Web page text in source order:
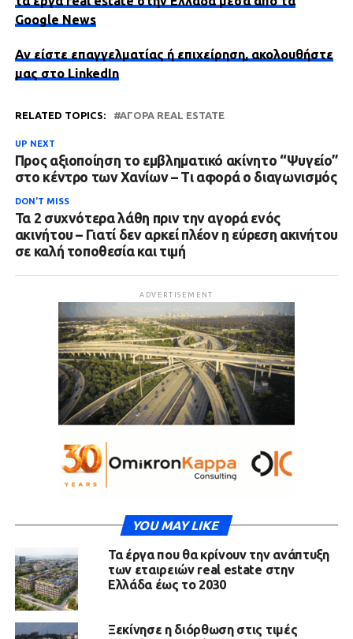
Google News
Αν είστε επαγγελματίας ή επιχείρηση, ακολουθήστε
μας στο LinkedIn
RELATED TOPICS: ΑΓΟΡΆ REAL ESTATE
UP NEXT
Προς αξιοποίηση το εμβληματικό ακίνητο “Ψυγείο”
στο κέντρο των Χανίων – Τι αφορά ο διαγωνισμός
DON'T MISS
Τα 2 συχνότερα λάθη πριν την αγορά ενός
ακινήτου – Γιατί δεν αρκεί πλέον η εύρεση ακινήτου
σε καλή τοποθεσία και τιμή
ADVERTISEMENT
YOU MAY LIKE
Τα έργα που θα κρίνουν την ανάπτυξη
των εταιρειών real estate στην
Ελλάδα έως το 2030
Ξεκίνησε η διόρθωση στις τιμές